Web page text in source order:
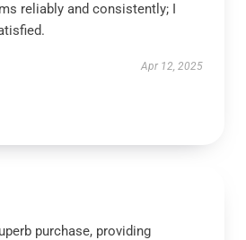
reliably and consistently; I
Apr 12, 2025
purchase, providing